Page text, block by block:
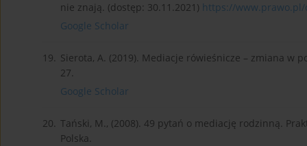
nie znają. (dostęp: 30.11.2021) https://www.prawo.pl/
Google Scholar
19. Sierota, A. (2019). Mediacje rówieśnicze – zmiana w
27.
Google Scholar
20. Tański, M., (2008). 49 pytań o mediację rodzinną.
Polska.